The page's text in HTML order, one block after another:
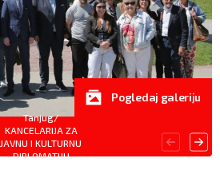
Tanjug/
KANCELARIJA ZA
JAVNU I KULTURNU
DIPLOMATIJU
Pogledaj galeriju